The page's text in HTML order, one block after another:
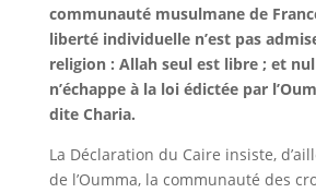
communauté musulmane de
liberté individuelle n’est pas
religion : Allah seul est libre ; et
n’échappe à la loi édictée par
dite Charia.
La Déclaration du Caire insiste,
de l’Oumma, la communauté des